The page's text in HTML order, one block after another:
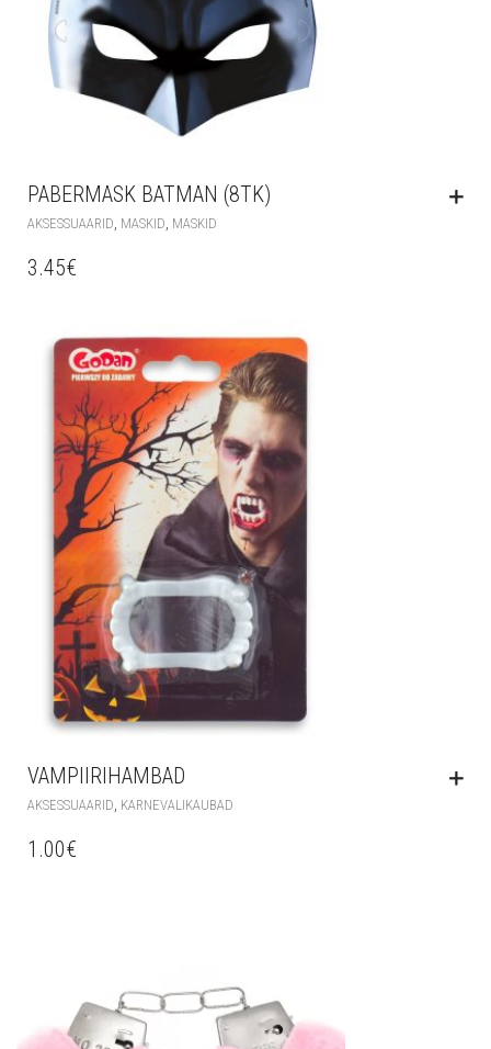
PABERMASK BATMAN (8TK)
AKSESSUAARID MASKID MASKID
3.45€
VAMPIIRIHAMBAD
AKSESSUAARID, KARNEVALIKAUBAD
1.00€